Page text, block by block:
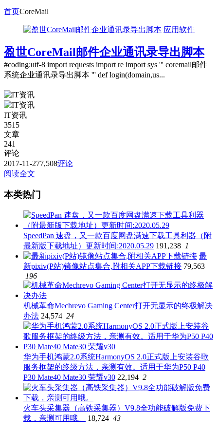
首页CoreMail
应用软件
盈世CoreMail邮件企业通讯录导出脚本
#coding:utf-8 import requests import re import sys ''' coremail邮件
系统企业通讯录导出脚本 ''' def login(domain,us...
IT资讯
3515
文章
241
评论
2017-11-277,508评论
阅读全文
本类热门
SpeedPan 速盘，又一款百度网盘满速下载工具利器（附
最新版下载地址）更新时间:2020.05.29 191,238 1
最
新pixiv(P站)镜像站点集合,附相关APP下载链接 79,563
196
机械革命Mechrevo Gaming Center打开无显示的终极解决
办法 24,574 24
华为手机鸿蒙2.0系统HarmonyOS 2.0正式版上安装谷歌
服务框架的终级方法，亲测有效。适用于华为P50 P40
P30 Mate40 Mate30 荣耀v30 22,194 2
火车头采集器（高铁采集器）V9.8全功能破解版免费下
载，亲测可用哦。
18,724 43